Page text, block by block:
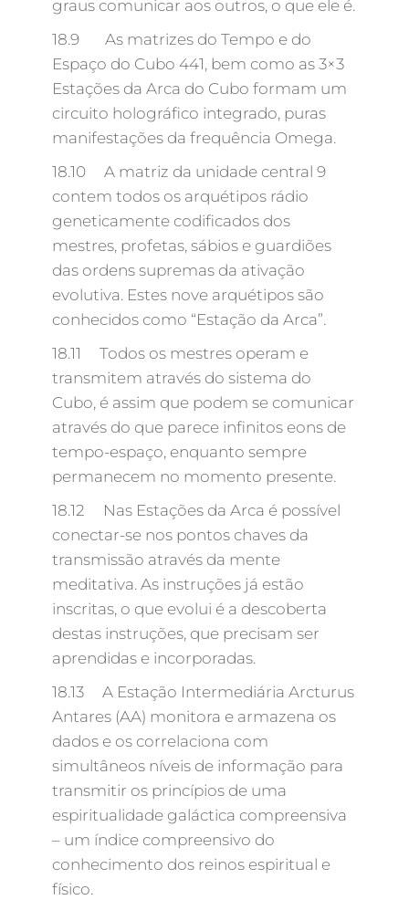
graus comunicar aos outros, o que ele é.
18.9 As matrizes do Tempo e do
Espaço do Cubo 441, bem como as 3×3
Estações da Arca do Cubo formam um
circuito holográfico integrado, puras
manifestações da frequência Omega.
18.10 A matriz da unidade central 9
contem todos os arquétipos rádio
geneticamente codificados dos
mestres, profetas, sábios e guardiões
das ordens supremas da ativação
evolutiva. Estes nove arquétipos são
conhecidos como “Estação da Arca”.
18.11 Todos os mestres operam e
transmitem através do sistema do
Cubo, é assim que podem se comunicar
através do que parece infinitos eons de
tempo-espaço, enquanto sempre
permanecem no momento presente.
18.12 Nas Estações da Arca é possível
conectar-se nos pontos chaves da
transmissão através da mente
meditativa. As instruções já estão
inscritas, o que evolui é a descoberta
destas instruções, que precisam ser
aprendidas e incorporadas.
18.13 A Estação Intermediária Arcturus
Antares (AA) monitora e armazena os
dados e os correlaciona com
simultâneos níveis de informação para
transmitir os princípios de uma
espiritualidade galáctica compreensiva
– um índice compreensivo do
conhecimento dos reinos espiritual e
físico.